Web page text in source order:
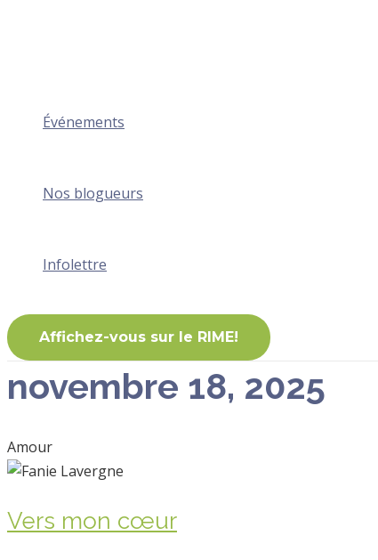
Événements
Nos blogueurs
Infolettre
Affichez-vous sur le RIME!
novembre 18, 2025
Amour
Vers mon cœur